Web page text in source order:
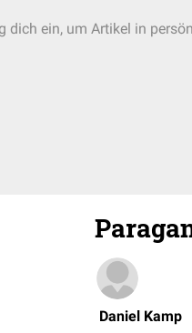
dich ein, um Artikel in
Daniel Kamp